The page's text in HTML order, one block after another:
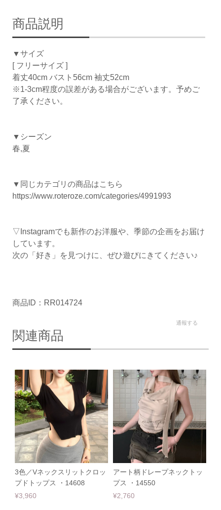
商品説明
▼サイズ
[ フリーサイズ ]
着丈40cm バスト56cm 袖丈52cm
※1-3cm程度の誤差がある場合がございます。予めご
了承ください。
▼シーズン
春,夏
▼同じカテゴリの商品はこちら
https://www.roteroze.com/categories/4991993
▽Instagramでも新作のお洋服や、季節の企画をお届け
しています。
次の「好き」を見つけに、ぜひ遊びにきてください♪
商品ID：RR014724
通報する
関連商品
3色／Vネックスリットクロッ
プドトップス ・14608
¥3,960
アート柄ドレープネックトッ
プス ・14550
¥2,760